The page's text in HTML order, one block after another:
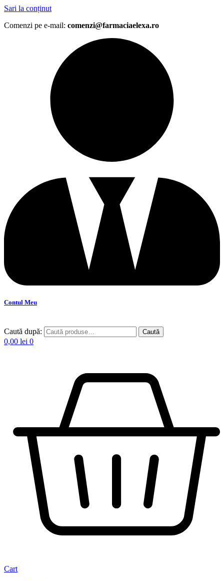
Sari la conținut
Comenzi pe e-mail: comenzi@farmaciaelexa.ro
Contul Meu
Caută după: Caută
0,00 lei 0
Cart